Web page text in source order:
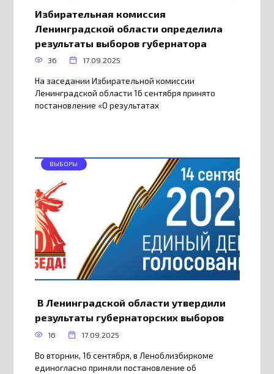
️Избирательная комиссия
Ленинградской области определила
результаты выборов губернатора
36 17.09.2025
На заседании Избирательной комиссии
Ленинградской области 16 сентября принято
постановление «О результатах
ВЫБОРЫ
В Ленинградской области утвердили
результаты губернаторских выборов
16 17.09.2025
Во вторник, 16 сентября, в Леноблизбиркоме
единогласно приняли постановление об